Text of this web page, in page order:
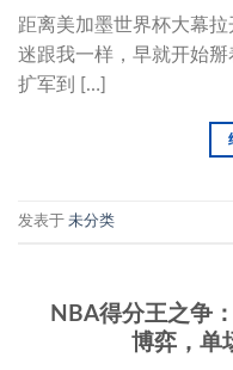
距离美加墨世界杯大幕
迷跟我一样，早就开始
扩军到 […]
发表于 未分类
NBA得分王之争
博弈，单